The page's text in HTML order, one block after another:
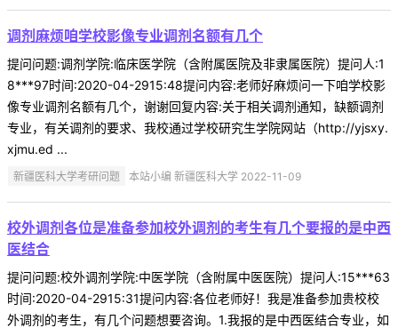
调剂麻烦咱学校影像专业调剂名额有几个
提问问题:调剂学院:临床医学院（含附属医院及非隶属医院）提问人:1
8***97时间:2020-04-2915:48提问内容:老师好麻烦问一下咱学校影
像专业调剂名额有几个，谢谢回复内容:关于相关调剂通知，缺额调剂
专业，有关调剂的要求、我校通过学校研究生学院网站（http://yjsxy.
xjmu.ed ...
新疆医科大学考研问题 本站小编 新疆医科大学 2022-11-09
校外调剂各位是准备参加校外调剂的考生有几个要报的是中西
医结合
提问问题:校外调剂学院:中医学院（含附属中医医院）提问人:15***63
时间:2020-04-2915:31提问内容:各位老师好！我是准备参加贵校校
外调剂的考生，有几个问题想要咨询。1.我报的是中西医结合专业，如